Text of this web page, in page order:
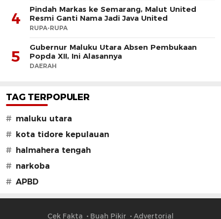
4
Pindah Markas ke Semarang, Malut United
Resmi Ganti Nama Jadi Java United
RUPA-RUPA
5
Gubernur Maluku Utara Absen Pembukaan
Popda XII, Ini Alasannya
DAERAH
TAG TERPOPULER
# maluku utara
# kota tidore kepulauan
# halmahera tengah
# narkoba
# APBD
Cek Fakta Buah Pikir Advertorial